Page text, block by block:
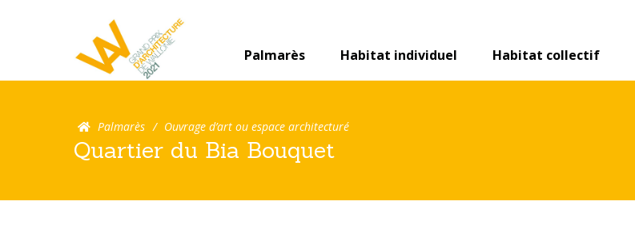
Palmarès Habitat individuel Habitat collectif
Palmarès Ouvrage d’art ou espace architecturé
Quartier du Bia Bouquet